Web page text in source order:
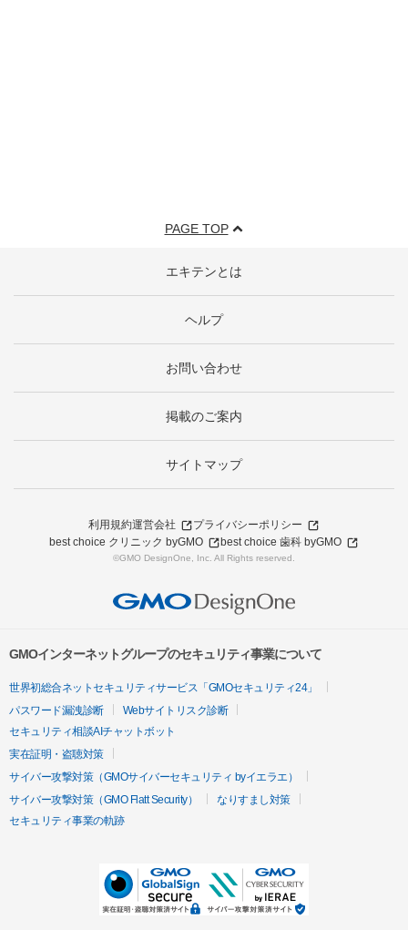
PAGE TOP
エキテンとは
ヘルプ
お問い合わせ
掲載のご案内
サイトマップ
利用規約運営会社
プライバシーポリシー
best choice クリニック byGMO
best choice 歯科 byGMO
©GMO DesignOne, Inc. All Rights reserved.
GMOインターネットグループのセキュリティ事業について
世界初総合ネットセキュリティサービス「GMOセキュリティ24」
パスワード漏洩診断
Webサイトリスク診断
セキュリティ相談AIチャットボット
実在証明・盗聴対策
サイバー攻撃対策（GMOサイバーセキュリティ byイエラエ）
サイバー攻撃対策（GMO Flatt Security）
なりすまし対策
セキュリティ事業の軌跡